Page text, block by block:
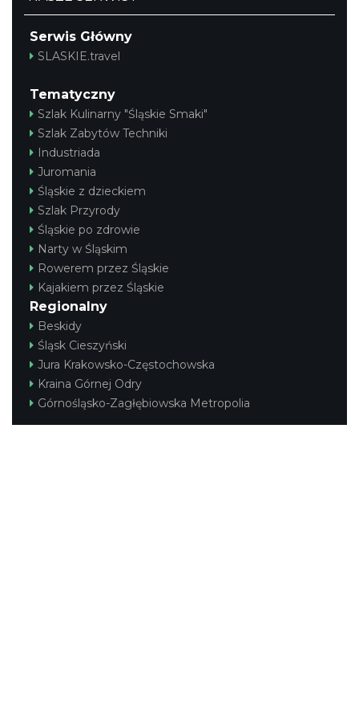
Serwis Główny
SLASKIE.travel
Tematyczny
Szlak Kulinarny "Śląskie Smaki"
Szlak Zabytów Techniki
Industriada
Juromania
Śląskie z dzieckiem
Szlak Przyrody
Śląskie po zdrowie
Narty w Śląskim
Rowerem przez Śląskie
Kajakiem przez Śląskie
Regionalny
Beskidy
Śląsk Cieszyński
Jura Krakowsko-Częstochowska
Kraina Górnej Odry
Górnośląsko-Zagłębiowska Metropolia